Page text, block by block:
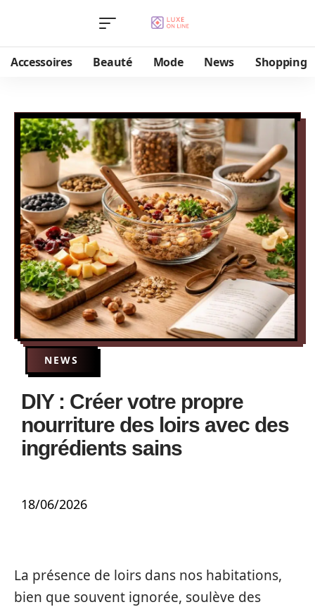
Accessoires Beauté Mode News Shopping
NEWS
DIY : Créer votre propre
nourriture des loirs avec des
ingrédients sains
18/06/2026
La présence de loirs dans nos habitations,
bien que souvent ignorée, soulève des